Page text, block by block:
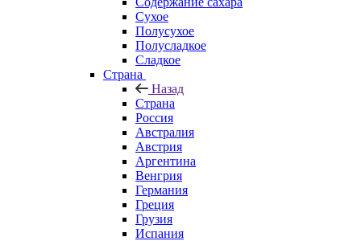
Сухое
Полусухое
Полусладкое
Сладкое
Страна
Назад
Страна
Россия
Австралия
Австрия
Аргентина
Венгрия
Германия
Греция
Грузия
Испания